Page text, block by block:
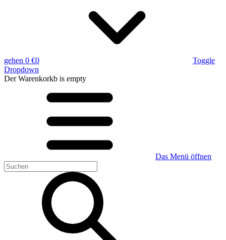
gehen 0 €0
Toggle
Dropdown
Der Warenkorkb is empty
Das Menü öffnen